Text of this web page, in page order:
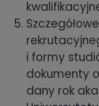
i formy
dokumenty
dany rok